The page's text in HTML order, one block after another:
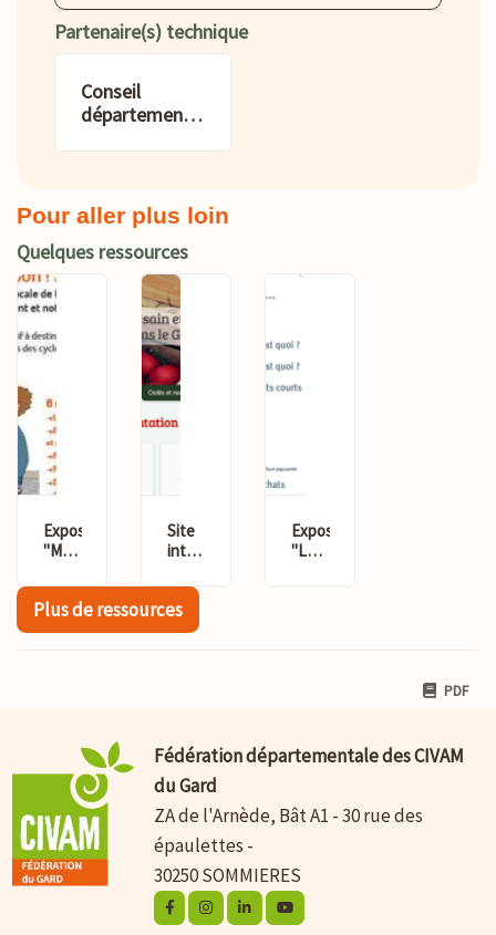
Partenaire(s) technique
Conseil
départemental
Pour aller plus loin
Quelques ressources
Exposition
"Mangeons
mangeons
bien"
Site
internet
Durable
Gard
Exposition
"Les
Plus de ressources
PDF
Fédération départementale des CIVAM
du Gard
ZA de l'Arnède, Bât A1 - 30 rue des
épaulettes -
30250 SOMMIERES